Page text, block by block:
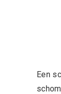
Een